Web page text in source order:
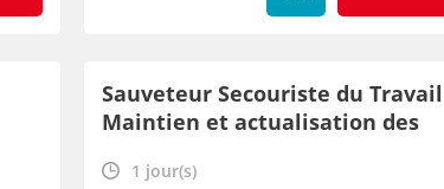
Sauveteur Secouriste du
Maintien et actualisation des
1 jour(s)